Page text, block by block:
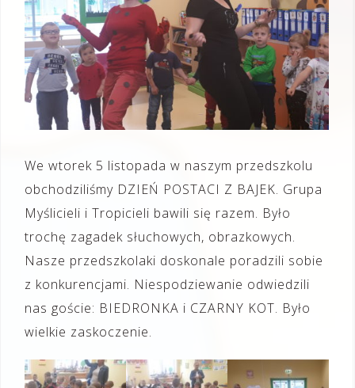
We wtorek 5 listopada w naszym przedszkolu
obchodziliśmy DZIEŃ POSTACI Z BAJEK. Grupa
Myślicieli i Tropicieli bawili się razem. Było
trochę zagadek słuchowych, obrazkowych.
Nasze przedszkolaki doskonale poradzili sobie
z konkurencjami. Niespodziewanie odwiedzili
nas goście: BIEDRONKA i CZARNY KOT. Było
wielkie zaskoczenie.